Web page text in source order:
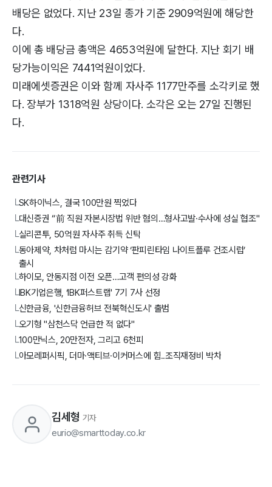
배당은 없었다. 지난 23일 종가 기준 2909억원에 해당한
다.
이에 총 배당금 총액은 4653억원에 달한다. 지난 회기 배
당가능이익은 7441억원이었다.
미래에셋증권은 이와 함께 자사주 1177만주를 소각키로 했
다. 장부가 1318억원 상당이다. 소각은 오는 27일 진행된
다.
관련기사
└SK하이닉스, 결국 100만원 찍었다
└대신증권 “前 직원 자본시장법 위반 혐의…형사고발·수사에 성실 협조"
└실리콘투, 50억원 자사주 취득 신탁
└동아제약, 차처럼 마시는 감기약 ‘판피린타임 나이트플루 건조시럽’
출시
└하이모, 안동지점 이전 오픈…고객 편의성 강화
└IBK기업은행, ‘IBK퍼스트랩' 7기 7사 선정
└신한금융, '신한금융허브 전북혁신도시' 출범
└오기형 "삼천스닥 언급한 적 없다"
└100만닉스, 20만전자, 그리고 6천피
└아모레퍼시픽, 더마·액티브·이커머스에 힘..조직재정비 박차
김세형 기자
eurio@smarttoday.co.kr